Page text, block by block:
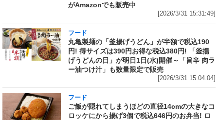
がAmazonでも販売中
[2026/3/31 15:31:49]
フード
丸亀製麺の「釜揚げうどん」が半額で税込190
円! 得サイズは390円お得な税込380円! 「釜揚
げうどんの日」が明日1日(水)開催～「旨辛 肉ラ
ー油つけ汁」も数量限定で販売
[2026/3/31 15:04:04]
フード
ご飯が隠れてしまうほどの直径14cmの大きなコ
ロッケにから揚げ3個で税込646円のお弁当! ロ